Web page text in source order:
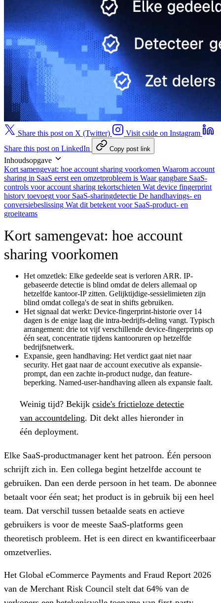
Share this post on X (Twitter)
Visit cside on Instagram
Share this post on LinkedIn
Copy post link
Inhoudsopgave
Kort samengevat: hoe account sharing voorkomen Waarom account
sharing in SaaS eerst een omzetprobleem is Waar gangbare SaaS-
controls voor account sharing tekortschieten Wat device fingerprint
history toevoegt voor SaaS-sharingdetectie De handhavings- en
conversiebeslissing Wat dit betekent voor SaaS-product- en
groeiteams
Kort samengevat: hoe account
sharing voorkomen
Het omzetlek: Elke gedeelde seat is verloren ARR. IP-
gebaseerde detectie is blind omdat de delers allemaal op
hetzelfde kantoor-IP zitten. Gelijktijdige-sessielimieten zijn
blind omdat collega's de seat in shifts gebruiken.
Het signaal dat werkt: Device-fingerprint-historie over 14
dagen is de enige laag die intra-bedrijfs-deling vangt. Typisch
arrangement: drie tot vijf verschillende device-fingerprints op
één seat, concentratie tijdens kantooruren op hetzelfde
bedrijfsnetwerk.
Expansie, geen handhaving: Het verdict gaat niet naar
security. Het gaat naar de account executive als expansie-
prompt, dan een zachte in-product nudge, dan feature-
beperking. Named-user-handhaving alleen als expansie faalt.
Weinig tijd? Bekijk cside's frictieloze detectie
van accountdeling. Dit dekt alles hieronder in
één deployment.
Elke SaaS-productmanager kent het patroon. Één persoon
schrijft zich in. Een collega begint hetzelfde account te
gebruiken. Dan een derde persoon in het team. De abonnee
betaalt voor één seat; het product is in gebruik bij een heel
team. Dat verschil tussen betaalde seats en actieve
gebruikers is voor de meeste SaaS-platforms geen
theoretisch probleem. Het is een direct en kwantificeerbaar
omzetverlies.
Het Global eCommerce Payments and Fraud Report 2026
van de Merchant Risk Council stelt dat 64% van de